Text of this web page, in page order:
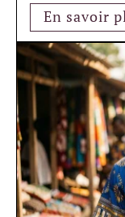
En savoir